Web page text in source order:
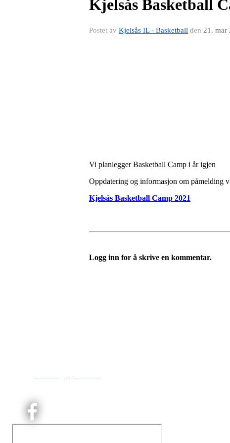
Kjelsås Basketball
Postet av Kjelsås IL - Basketball den 21. mar
Vi planlegger Basketball Camp i år igjen
Oppdatering og informasjon om påmelding
Kjelsås Basketball Camp 2021
Logg inn for å skrive en kommentar.